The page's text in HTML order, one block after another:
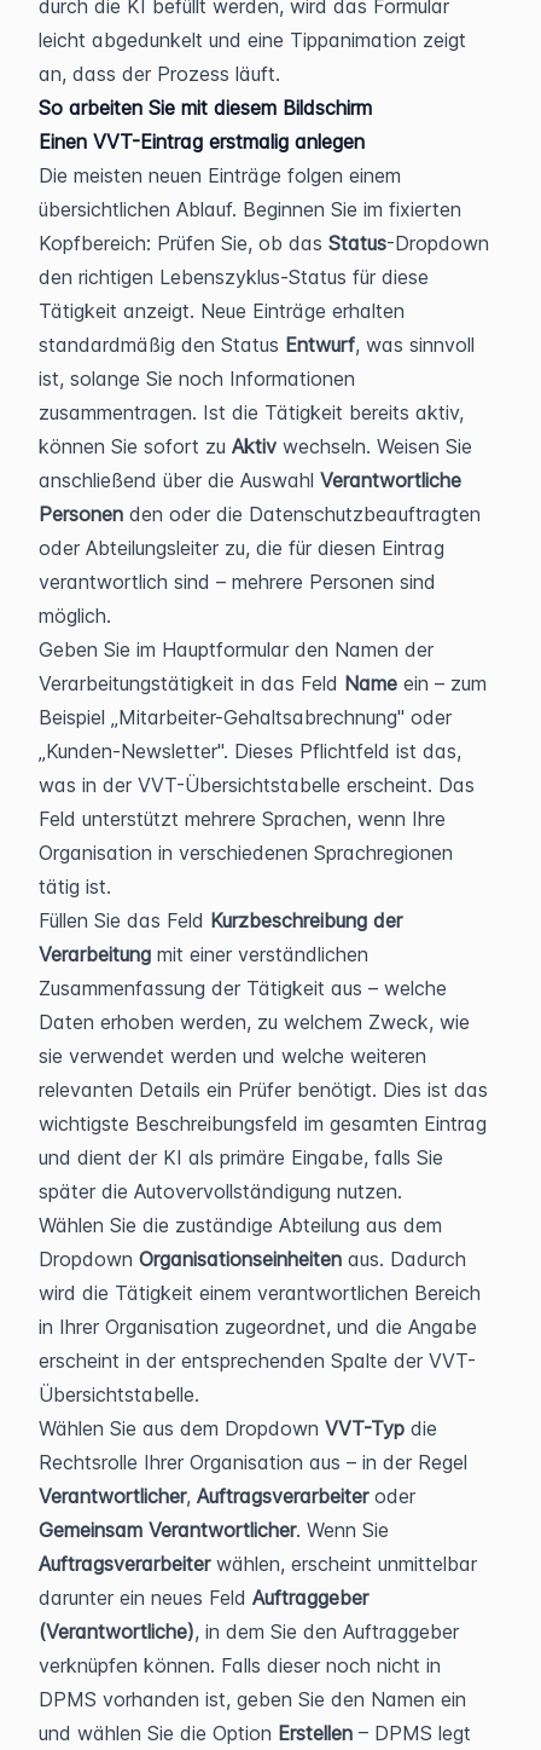
durch die KI befüllt werden, wird das Formular
leicht abgedunkelt und eine Tippanimation zeigt
an, dass der Prozess läuft.
So arbeiten Sie mit diesem Bildschirm
Einen VVT-Eintrag erstmalig anlegen
Die meisten neuen Einträge folgen einem
übersichtlichen Ablauf. Beginnen Sie im fixierten
Kopfbereich: Prüfen Sie, ob das Status-Dropdown
den richtigen Lebenszyklus-Status für diese
Tätigkeit anzeigt. Neue Einträge erhalten
standardmäßig den Status Entwurf, was sinnvoll
ist, solange Sie noch Informationen
zusammentragen. Ist die Tätigkeit bereits aktiv,
können Sie sofort zu Aktiv wechseln. Weisen Sie
anschließend über die Auswahl Verantwortliche
Personen den oder die Datenschutzbeauftragten
oder Abteilungsleiter zu, die für diesen Eintrag
verantwortlich sind – mehrere Personen sind
möglich.
Geben Sie im Hauptformular den Namen der
Verarbeitungstätigkeit in das Feld Name ein – zum
Beispiel „Mitarbeiter-Gehaltsabrechnung" oder
„Kunden-Newsletter". Dieses Pflichtfeld ist das,
was in der VVT-Übersichtstabelle erscheint. Das
Feld unterstützt mehrere Sprachen, wenn Ihre
Organisation in verschiedenen Sprachregionen
tätig ist.
Füllen Sie das Feld Kurzbeschreibung der
Verarbeitung mit einer verständlichen
Zusammenfassung der Tätigkeit aus – welche
Daten erhoben werden, zu welchem Zweck, wie
sie verwendet werden und welche weiteren
relevanten Details ein Prüfer benötigt. Dies ist das
wichtigste Beschreibungsfeld im gesamten Eintrag
und dient der KI als primäre Eingabe, falls Sie
später die Autovervollständigung nutzen.
Wählen Sie die zuständige Abteilung aus dem
Dropdown Organisationseinheiten aus. Dadurch
wird die Tätigkeit einem verantwortlichen Bereich
in Ihrer Organisation zugeordnet, und die Angabe
erscheint in der entsprechenden Spalte der VVT-
Übersichtstabelle.
Wählen Sie aus dem Dropdown VVT-Typ die
Verantwortlicher, Auftragsverarbeiter
Gemeinsam Verantwortlicher
Auftragsverarbeiter wählen, erscheint unmittelbar
darunter ein neues Feld Auftraggeber
(Verantwortliche), in dem Sie den Auftraggeber
verknüpfen können. Falls dieser noch nicht in
DPMS vorhanden ist, geben Sie den Namen ein
und wählen Sie die Option Erstellen – DPMS legt